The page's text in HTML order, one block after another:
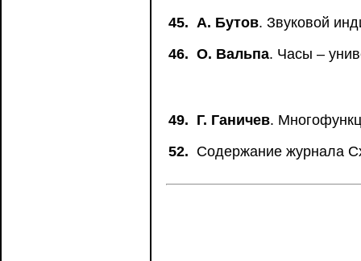
45. А. Бутов. Звуковой
46. О. Вальпа. Часы –
49. Г. Ганичев.
52. Содержание журнала